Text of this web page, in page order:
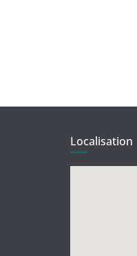
Localisation